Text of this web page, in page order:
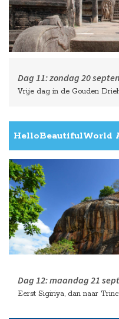
Dag 11:zondag 20
Vrije dag in de Gouden
HelloBeautifulWorld
Dag 12:maandag 21
Eerst Sigiriya, dan naar